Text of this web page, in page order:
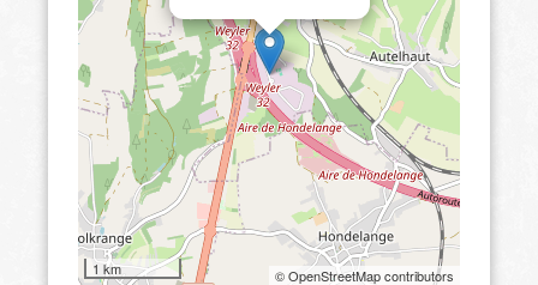
1 km © OpenStreetMap contributors